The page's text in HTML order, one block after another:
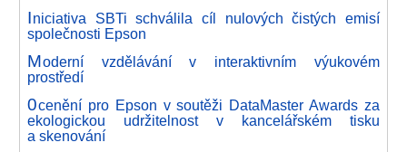
Iniciativa SBTi schválila cíl nulových čistých emisí
společnosti Epson
Moderní vzdělávání v interaktivním výukovém
prostředí
0cenění pro Epson v soutěži DataMaster Awards za
ekologickou udržitelnost v kancelářském tisku
a skenování